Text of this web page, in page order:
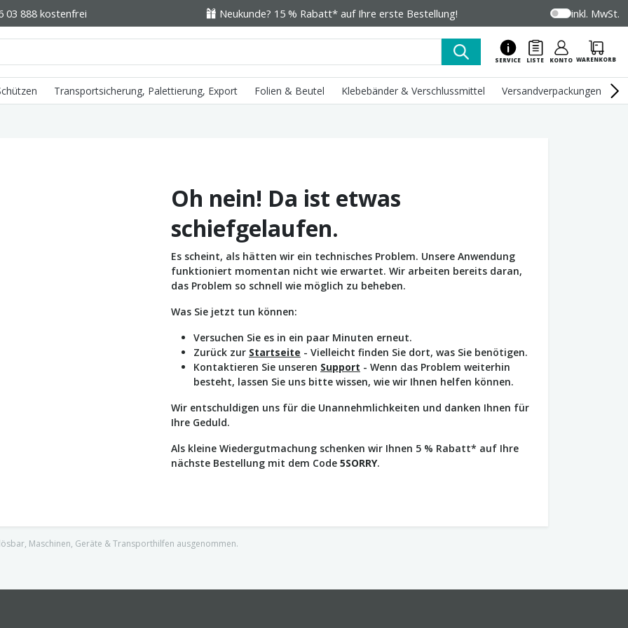
03 888 kostenfrei Neukunde? 15 % Rabatt* auf Ihre erste Bestellung! inkl. MwSt.
SERVICE LISTE KONTO WARENKORB
Transportsicherung, Palettierung, Export Folien & Beutel Klebebänder & Verschlussmittel Versandverpackungen
Oh nein! Da ist etwas
schiefgelaufen.
Es scheint, als hätten wir ein technisches Problem. Unsere Anwendung
funktioniert momentan nicht wie erwartet. Wir arbeiten bereits daran,
das Problem so schnell wie möglich zu beheben.
Was Sie jetzt tun können:
Versuchen Sie es in ein paar Minuten erneut.
Zurück zur Startseite - Vielleicht finden Sie dort, was Sie benötigen.
Kontaktieren Sie unseren Support - Wenn das Problem weiterhin
besteht, lassen Sie uns bitte wissen, wie wir Ihnen helfen können.
Wir entschuldigen uns für die Unannehmlichkeiten und danken Ihnen für
Ihre Geduld.
Als kleine Wiedergutmachung schenken wir Ihnen 5 % Rabatt* auf Ihre
nächste Bestellung mit dem Code 5SORRY.
Maschinen, Geräte & Transporthilfen ausgenommen.